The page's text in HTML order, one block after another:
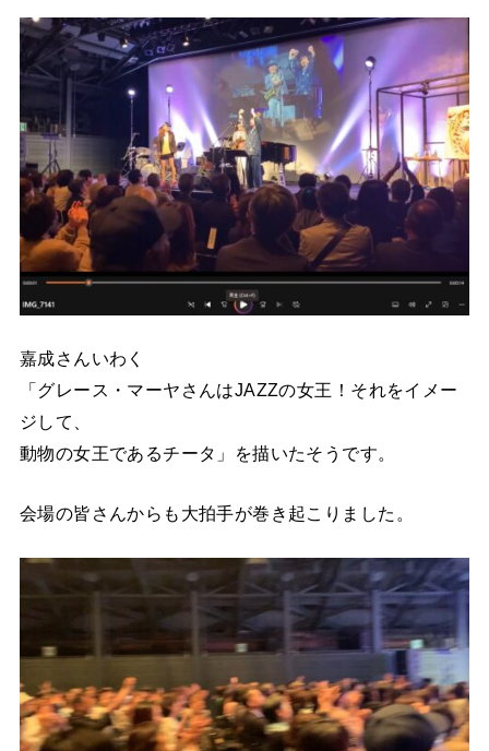
嘉成さんいわく
「グレース・マーヤさんはJAZZの女王！それをイメー
ジして、
動物の女王であるチータ」を描いたそうです。
会場の皆さんからも大拍手が巻き起こりました。